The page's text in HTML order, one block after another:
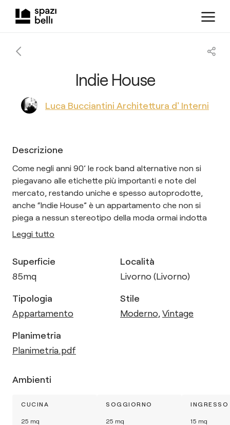
Indie House
Luca Bucciantini Architettura d' Interni
Descrizione
Come negli anni 90’ le rock band alternative non si
piegavano alle etichette più importanti e note del
mercato, restando uniche e spesso autoprodotte,
anche “Indie House” è un appartamento che non si
piega a nessun stereotipo della moda ormai indotta
Leggi tutto
Superficie
85mq
Località
Livorno (Livorno)
Tipologia
Appartamento
Stile
Moderno,Vintage
Planimetria
Planimetria.pdf
Ambienti
CUCINA
25 mq
SOGGIORNO
25 mq
INGRESSO
15 mq